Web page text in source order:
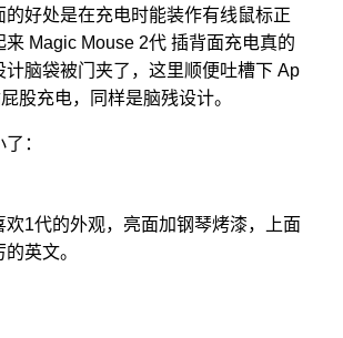
的好处是在充电时能装作有线鼠标正
来 Magic Mouse 2代 插背面充电真的
计脑袋被门夹了，这里顺便吐槽下 Ap
股充电，同样是脑残设计。
：
欢1代的外观，亮面加钢琴烤漆，上面
英文。